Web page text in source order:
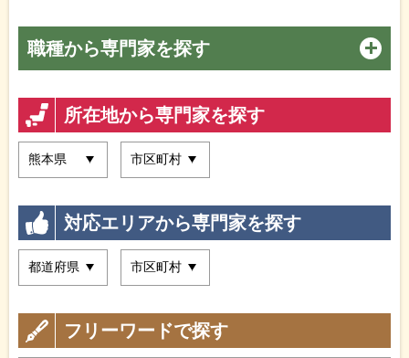
職種から専門家を探す
所在地から専門家を探す
対応エリアから専門家を探す
フリーワードで探す